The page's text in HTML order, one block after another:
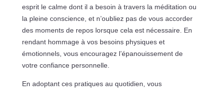
esprit le calme dont il a besoin à travers la méditation ou
la pleine conscience, et n’oubliez pas de vous accorder
des moments de repos lorsque cela est nécessaire. En
rendant hommage à vos besoins physiques et
émotionnels, vous encouragez l’épanouissement de
votre confiance personnelle.
En adoptant ces pratiques au quotidien, vous